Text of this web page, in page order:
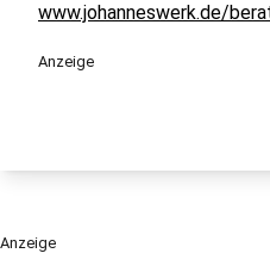
www.johanneswerk.de/
Anzeige
Anzeige